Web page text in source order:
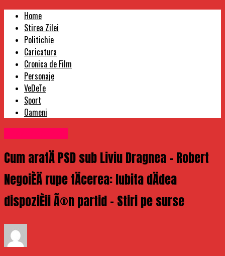
Home
Stirea Zilei
Politichie
Caricatura
Cronica de Film
Personaje
VeDeTe
Sport
Oameni
Cum aratÄ PSD sub Liviu Dragnea – Robert
NegoiÈÄ rupe tÄcerea: Iubita dÄdea
dispoziÈii Ã®n partid – Stiri pe surse